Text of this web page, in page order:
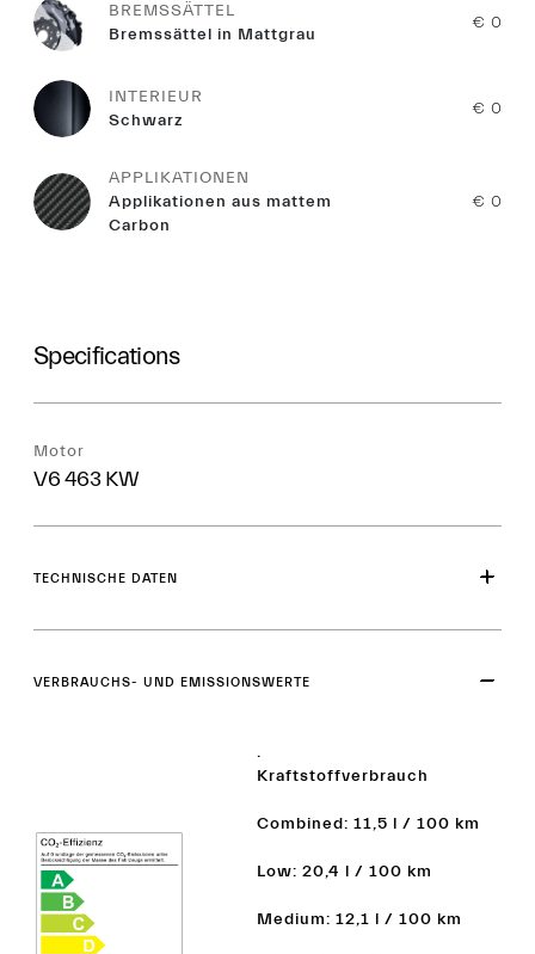
BREMSSÄTTEL
Bremssättel in Mattgrau
€ 0
INTERIEUR
Schwarz
€ 0
APPLIKATIONEN
Applikationen aus mattem
Carbon
€ 0
Specifications
Motor
V6 463 KW
TECHNISCHE DATEN
VERBRAUCHS- UND EMISSIONSWERTE
.
Kraftstoffverbrauch
Combined: 11,5 l / 100 km
Low: 20,4 l / 100 km
Medium: 12,1 l / 100 km